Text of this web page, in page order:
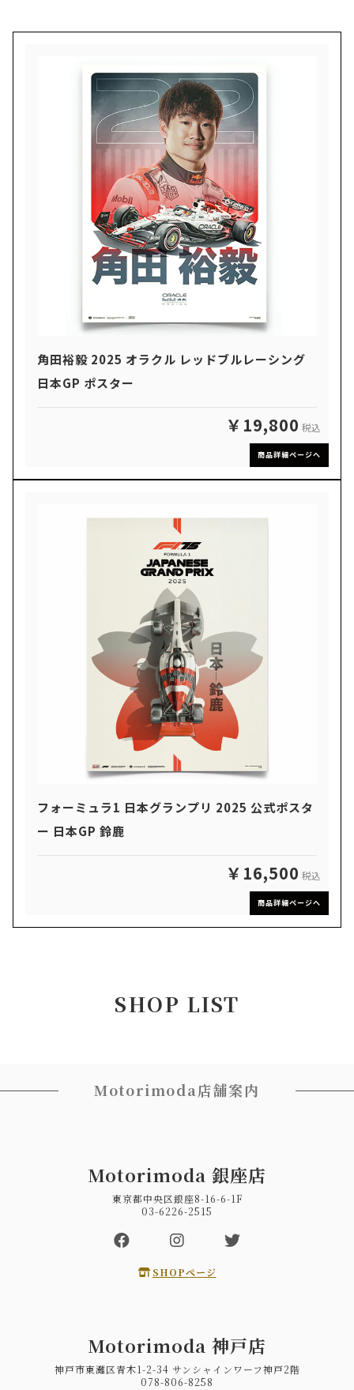
角田裕毅 2025 オラクル レッドブルレーシング
日本GP ポスター
￥19,800 税込
商品詳細ページへ
フォーミュラ1 日本グランプリ 2025 公式ポスタ
ー 日本GP 鈴鹿
￥16,500 税込
商品詳細ページへ
SHOP LIST
Motorimoda店舗案内
Motorimoda 銀座店
東京都中央区銀座8-16-6-1F
03-6226-2515
SHOPページ
Motorimoda 神戸店
神戸市東灘区青木1-2-34 サンシャインワーフ神戸2階
078-806-8258